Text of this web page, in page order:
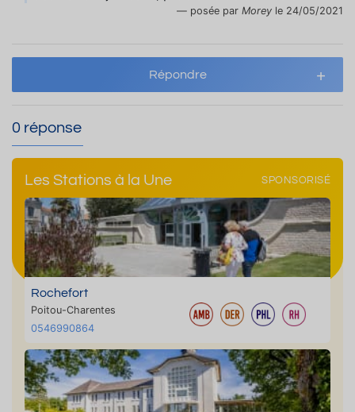
posée par Morey le 24/05/2021
Répondre
0 réponse
Les Stations à la Une SPONSORISÉ
Rochefort
Poitou-Charentes
0546990864